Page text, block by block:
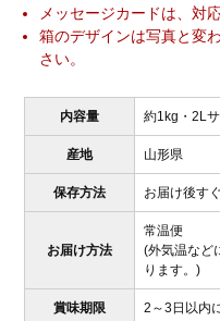
メッセージカードは、対
箱のデザインは写真と変
さい。
内容量 約1kg・2L
産地 山形県
保存方法 お届け後す
お届け方法
常温便
(外気温など
ります。)
賞味期限 2～3日以内